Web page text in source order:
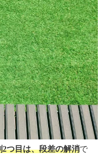
つ目は、段差の解消で